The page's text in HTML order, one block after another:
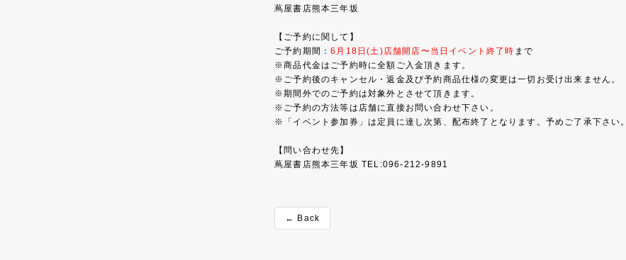
蔦屋書店熊本三年坂
【ご予約に関して】
ご予約期間：6月18日(土)店舗開店〜当日イベント終了時 まで
商品代金はご予約時に全額ご入金頂きます。
ご予約後のキャンセル・返金及び予約商品仕様の変更は一切お受け出来ません。
期間外でのご予約は対象外とさせて頂きます。
ご予約の方法等は店舗に直接お問い合わせ下さい。
「イベント参加券」は定員に達し次第、配布終了となります。予めご了承下さい。
【問い合わせ先】
蔦屋書店熊本三年坂 TEL:096-212-9891
← Back